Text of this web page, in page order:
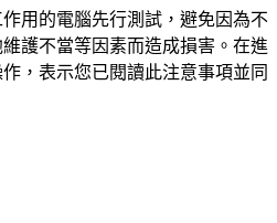
用的電腦先行測試，避免因為不
護不當等因素而造成損害。在進
，表示您已閱讀此注意事項並同